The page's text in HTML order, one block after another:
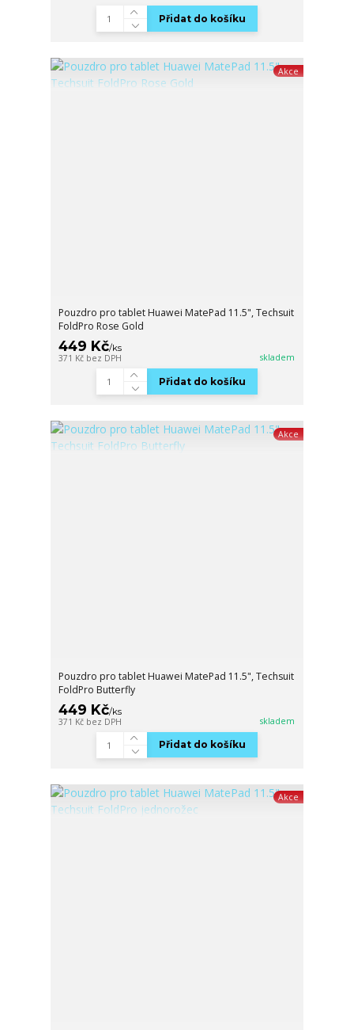
Přidat do košíku
Akce
Pouzdro pro tablet Huawei MatePad 11.5", Techsuit
FoldPro Rose Gold
449 Kč/ks
371 Kč bez DPH skladem
Přidat do košíku
Akce
Pouzdro pro tablet Huawei MatePad 11.5", Techsuit
FoldPro Butterfly
449 Kč/ks
371 Kč bez DPH skladem
Přidat do košíku
Akce